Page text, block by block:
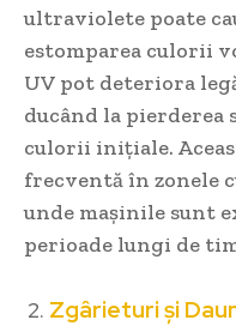
ultraviolete poate
estomparea culorii
UV pot deteriora
ducând la
culorii inițiale.
frecventă în zonele
unde mașinile sunt
perioade lungi de
Zgârieturi și